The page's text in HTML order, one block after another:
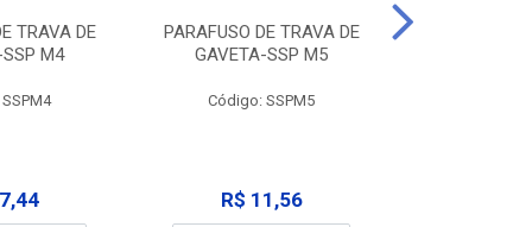
TRAVA DE
M4
PARAFUSO DE TRAVA DE
GAVETA-SSP M5
Código: SSPM5
R$ 11,56